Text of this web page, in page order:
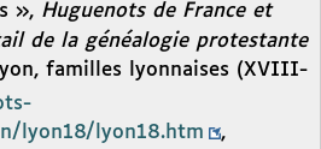
», Huguenots de France et
de la généalogie protestante
familles lyonnaises (XVIII-
lyon18/lyon18.htm
,